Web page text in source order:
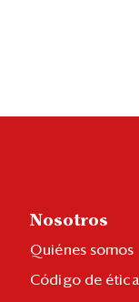
Nosotros
Quiénes somos
Código de ética